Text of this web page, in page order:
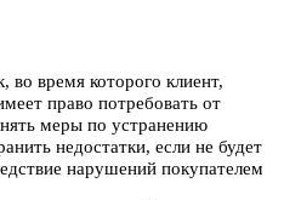
во время которого клиент,
право потребовать от
меры по устранению
недостатки, если не будет
нарушений покупателем